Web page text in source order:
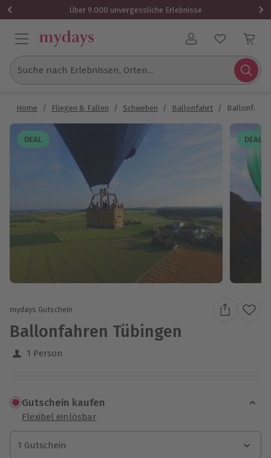
Über 9.000 unvergessliche Erlebnisse
Benutzerkonto
Suche nach Erlebnissen, Orten...
Home / Fliegen & Fallen / Schweben / Ballonfahrt /
DEAL DEAL
mydays Gutschein
Ballonfahren Tübingen
1 Person
Gutschein kaufen
Flexibel einlösbar
1 Gutschein
1 Gutschein
1 Gutschein